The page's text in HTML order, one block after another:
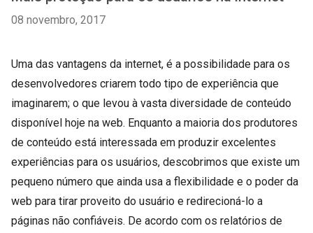
08 novembro, 2017
Uma das vantagens da internet, é a possibilidade para os
desenvolvedores criarem todo tipo de experiência que
imaginarem; o que levou à vasta diversidade de conteúdo
disponível hoje na web. Enquanto a maioria dos produtores
de conteúdo está interessada em produzir excelentes
experiências para os usuários, descobrimos que existe um
pequeno número que ainda usa a flexibilidade e o poder da
web para tirar proveito do usuário e redirecioná-lo a
páginas não confiáveis. De acordo com os relatórios de